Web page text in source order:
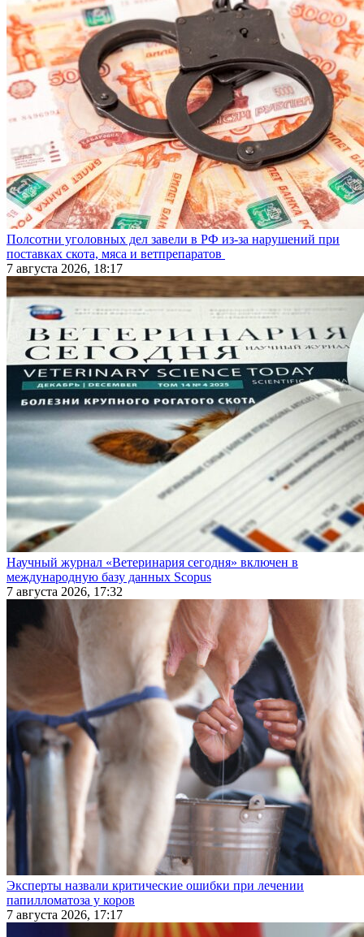
Полсотни уголовных дел завели в РФ из-за нарушений при
поставках скота, мяса и ветпрепаратов
7 августа 2026, 18:17
Научный журнал «Ветеринария сегодня» включен в
международную базу данных Scopus
7 августа 2026, 17:32
Эксперты назвали критические ошибки при лечении
папилломатоза у коров
7 августа 2026, 17:17